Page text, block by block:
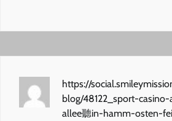
https://
blog/48122_sport-
allee聽in-hamm-osten-